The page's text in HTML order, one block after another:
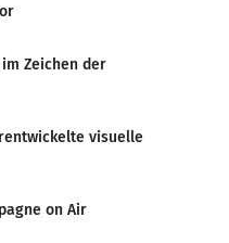
Zeichen der
visuelle
on Air